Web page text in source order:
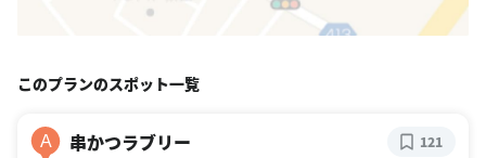
このプランのスポット一覧
A 串かつラブリー 121